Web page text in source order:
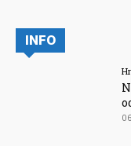
INFO